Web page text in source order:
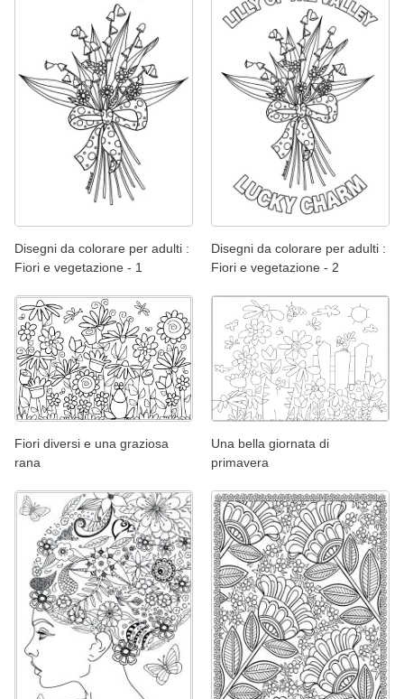
Disegni da colorare per adulti :
Fiori e vegetazione - 1
Disegni da colorare per adulti :
Fiori e vegetazione - 2
Fiori diversi e una graziosa
rana
Una bella giornata di
primavera